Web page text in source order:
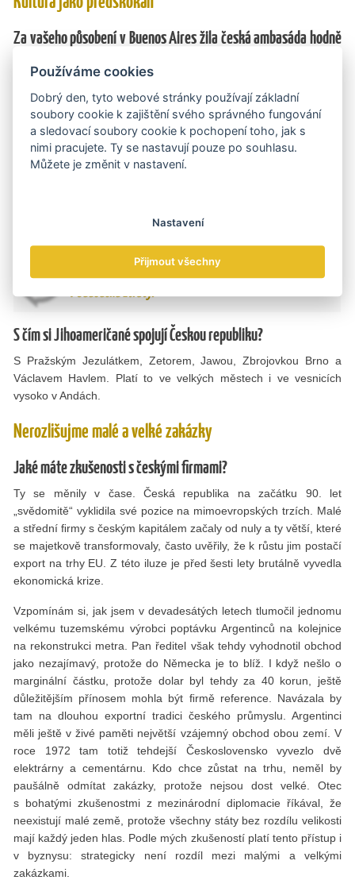
Za vašeho působení v Buenos Aires žila česká ambasáda hodně
ekonomické ukazatele, kritizován?
U svých nadřízených jsem si nejednou kvůli tomu udělal zle. Ale
v rozvíjejících se ekonomikách platí víc než kde jinde, že nejprve
musíte trpělivým snažením získat zájem a důvěru svých
partnerů. Proto jsem zval naše přední umělce a vědce a nechal
místní elitu objevovat a poznávat české kulturní bohatství. Třeba
kvality českého průmyslu a vědy.
Současné úspory na nesprávném místě přinesou
v budoucnu ztráty.
S čím si Jihoameričané spojují Českou republiku?
S Pražským Jezulátkem, Zetorem, Jawou, Zbrojovkou Brno a
Václavem Havlem. Platí to ve velkých městech i ve vesnicích
vysoko v Andách.
Nerozlišujme malé a velké zakázky
Jaké máte zkušenosti s českými firmami?
Ty se měnily v čase. Česká republika na začátku 90. let
„svědomitě“ vyklidila své pozice na mimoevropských trzích. Malé
a střední ﬁrmy s českým kapitálem začaly od nuly a ty větší, které
se majetkově transformovaly, často uvěřily, že k růstu jim postačí
export na trhy EU. Z této iluze je před šesti lety brutálně vyvedla
ekonomická krize.
Vzpomínám si, jak jsem v devadesátých letech tlumočil jednomu
velkému tuzemskému výrobci poptávku Argentinců na kolejnice
na rekonstrukci metra. Pan ředitel však tehdy vyhodnotil obchod
jako nezajímavý, protože do Německa je to blíž. I když nešlo o
marginální částku, protože dolar byl tehdy za 40 korun, ještě
důležitějším přínosem mohla být ﬁrmě reference. Navázala by
tam na dlouhou exportní tradici českého průmyslu. Argentinci
měli ještě v živé paměti největší vzájemný obchod obou zemí. V
roce 1972 tam totiž tehdejší Československo vyvezlo dvě
elektrárny a cementárnu. Kdo chce zůstat na trhu, neměl by
paušálně odmítat zakázky, protože nejsou dost velké. Otec
s bohatými zkušenostmi z mezinárodní diplomacie říkával, že
neexistují malé země, protože všechny státy bez rozdílu velikosti
mají každý jeden hlas. Podle mých zkušeností platí tento přístup i
v byznysu: strategicky není rozdíl mezi malými a velkými
zakázkami.
Používáme cookies
Dobrý den, tyto webové stránky používají základní
soubory cookie k zajištění svého správného fungování
a sledovací soubory cookie k pochopení toho, jak s
nimi pracujete. Ty se nastavují pouze po souhlasu.
Můžete je změnit v nastavení.
Nastavení
Přijmout všechny